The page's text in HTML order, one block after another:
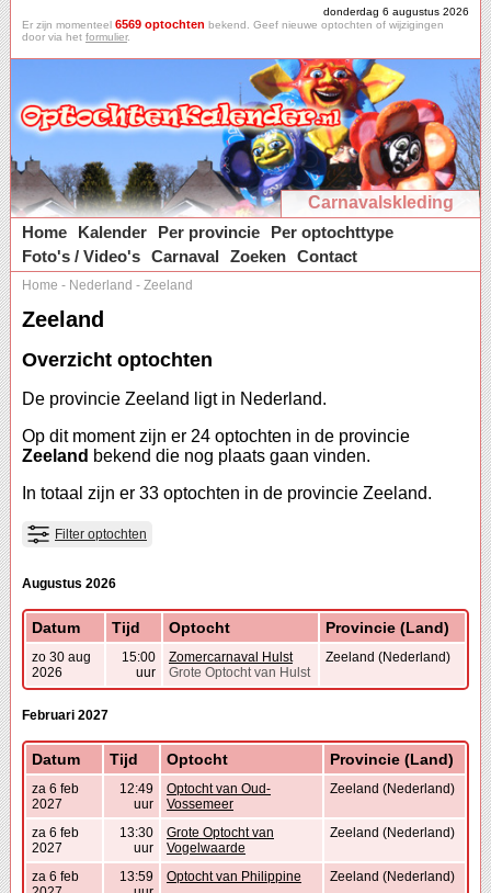
donderdag 6 augustus 2026
Er zijn momenteel 6569 optochten bekend. Geef nieuwe optochten of wijzigingen
door via het formulier.
Carnavalskleding
Home
Kalender Per provincie
Per optochttype
Foto's / Video's Carnaval Zoeken Contact
Home - Nederland - Zeeland
Zeeland
Overzicht optochten
De provincie Zeeland ligt in Nederland.
Op dit moment zijn er 24 optochten in de provincie
Zeeland bekend die nog plaats gaan vinden.
In totaal zijn er 33 optochten in de provincie Zeeland.
Filter optochten
Augustus 2026
Datum Tijd Optocht Provincie (Land)
zo 30 aug
2026
15:00
uur
Zomercarnaval Hulst
Grote Optocht van Hulst
Zeeland (Nederland)
Februari 2027
Datum Tijd Optocht Provincie (Land)
za 6 feb
2027
12:49
uur
Optocht van Oud-
Vossemeer
Zeeland (Nederland)
za 6 feb
2027
13:30
uur
Grote Optocht van
Vogelwaarde
Zeeland (Nederland)
za 6 feb
13:59
Optocht van Philippine Zeeland (Nederland)